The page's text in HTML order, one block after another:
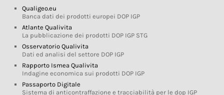
Qualigeo.eu
Banca dati dei prodotti europei DOP IGP
Atlante Qualivita
La pubblicazione dei prodotti DOP IGP STG
Osservatorio Qualivita
Dati ed analisi del settore DOP IGP
Rapporto Ismea Qualivita
Indagine economica sui prodotti DOP IGP
Passaporto Digitale
Sistema di anticontraffazione e tracciabilità per le dop IGP